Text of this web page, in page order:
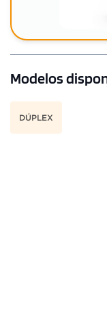
Modelos
DÚPLEX